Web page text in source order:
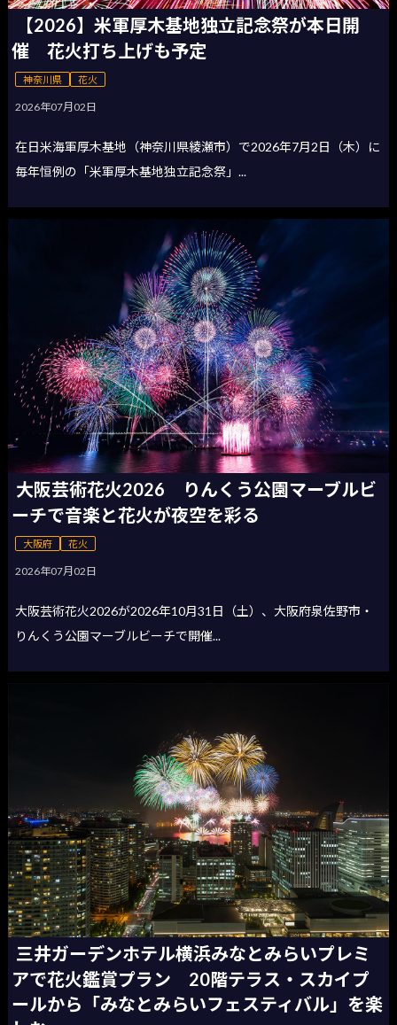
【2026】米軍厚木基地独立記念祭が本日開
催 花火打ち上げも予定
神奈川県 花火
2026年07月02日
在日米海軍厚木基地（神奈川県綾瀬市）で2026年7月2日（木）に
毎年恒例の「米軍厚木基地独立記念祭」...
大阪芸術花火2026 りんくう公園マーブルビ
ーチで音楽と花火が夜空を彩る
大阪府 花火
2026年07月02日
大阪芸術花火2026が2026年10月31日（土）、大阪府泉佐野市・
りんくう公園マーブルビーチで開催...
三井ガーデンホテル横浜みなとみらいプレミ
アで花火鑑賞プラン 20階テラス・スカイプ
ールから「みなとみらいフェスティバル」を楽